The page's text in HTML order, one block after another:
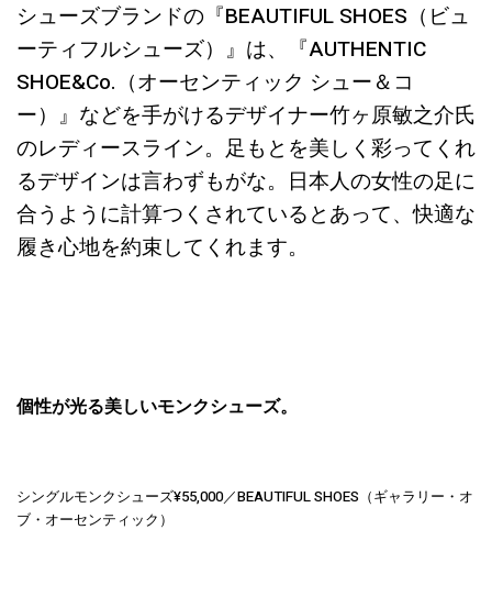
シューズブランドの『BEAUTIFUL SHOES（ビュ
ーティフルシューズ）』は、『AUTHENTIC
SHOE&Co.（オーセンティック シュー＆コ
ー）』などを手がけるデザイナー竹ヶ原敏之介氏
のレディースライン。足もとを美しく彩ってくれ
るデザインは言わずもがな。日本人の女性の足に
合うように計算つくされているとあって、快適な
履き心地を約束してくれます。
個性が光る美しいモンクシューズ。
シングルモンクシューズ¥55,000／BEAUTIFUL SHOES（ギャラリー・オ
ブ・オーセンティック）